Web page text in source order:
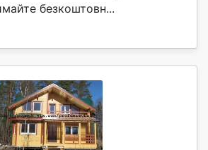
безкоштовн...